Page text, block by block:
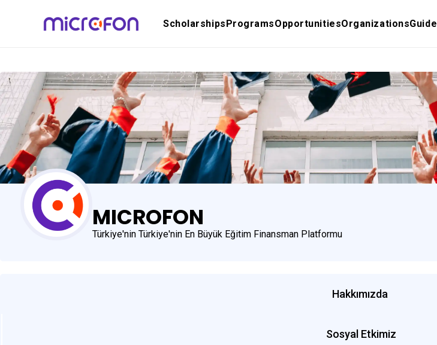
ScholarshipsProgramsOpportunitiesOrganizationsGuide
MICROFON
Türkiye'nin Türkiye'nin En Büyük Eğitim Finansman Platformu
Hakkımızda
Sosyal Etkimiz